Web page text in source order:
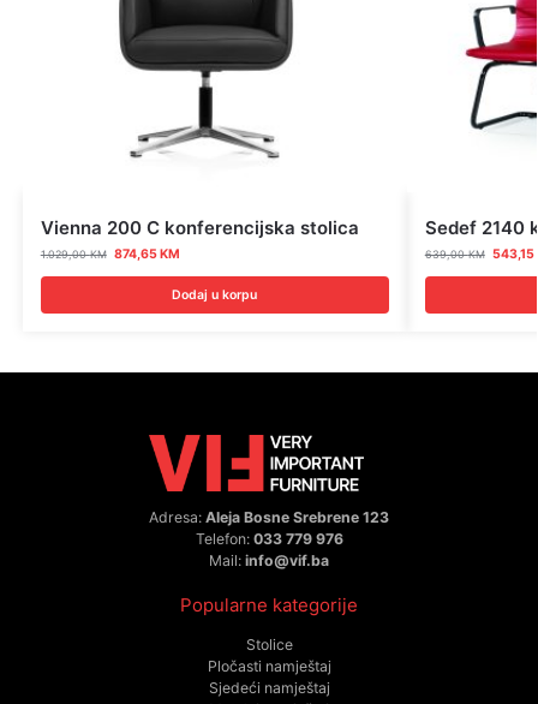
Vienna 200 C konferencijska stolica
1.029,00KM 874,65KM
Dodaj u korpu
Sedef 2140
639,00KM 543,15
Adresa: Aleja Bosne Srebrene 123
Telefon: 033 779 976
Mail: info@vif.ba
Popularne kategorije
Stolice
Pločasti namještaj
Sjedeći namještaj